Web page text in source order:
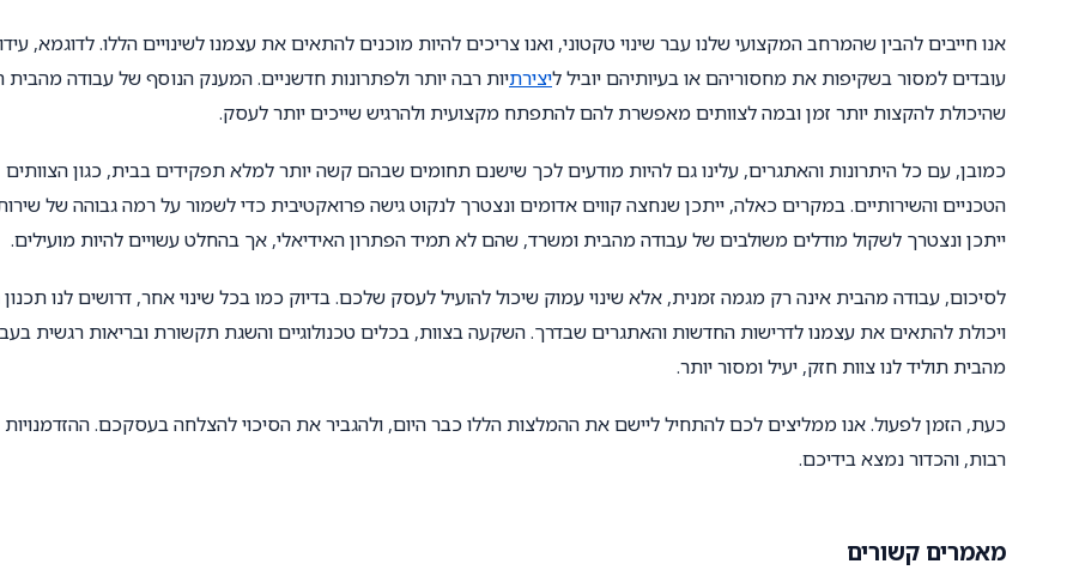
אנו חייבים להבין שהמרחב המקצועי שלנו עבר שינוי טקטוני, ואנו צריכים להיות מוכנים להתאים את עצמנו לשינויים הללו. לדוגמא,
עובדים למסור בשקיפות את מחסוריהם או בעיותיהם יוביל ליצירתיות רבה יותר ולפתרונות חדשניים. המענק הנוסף של עבודה מהבית
שהיכולת להקצות יותר זמן ובמה לצוותים מאפשרת להם להתפתח מקצועית ולהרגיש שייכים יותר לעסק.
כמובן, עם כל היתרונות והאתגרים, עלינו גם להיות מודעים לכך שישנם תחומים שבהם קשה יותר למלא תפקידים בבית, כגון הצוותים
הטכניים והשירותיים. במקרים כאלה, ייתכן שנחצה קווים אדומים ונצטרך לנקוט גישה פרואקטיבית כדי לשמור על רמה גבוהה של
ייתכן ונצטרך לשקול מודלים משולבים של עבודה מהבית ומשרד, שהם לא תמיד הפתרון האידיאלי, אך בהחלט עשויים להיות מועילים.
לסיכום, עבודה מהבית אינה רק מגמה זמנית, אלא שינוי עמוק שיכול להועיל לעסק שלכם. בדיוק כמו בכל שינוי אחר, דרושים לנו תכנון
ויכולת להתאים את עצמנו לדרישות החדשות והאתגרים שבדרך. השקעה בצוות, בכלים טכנולוגיים והשגת תקשורת ובריאות רגשית
מהבית תוליד לנו צוות חזק, יעיל ומסור יותר.
כעת, הזמן לפעול. אנו ממליצים לכם להתחיל ליישם את ההמלצות הללו כבר היום, ולהגביר את הסיכוי להצלחה בעסקכם. ההזדמנויות
רבות, והכדור נמצא בידיכם.
מאמרים קשורים